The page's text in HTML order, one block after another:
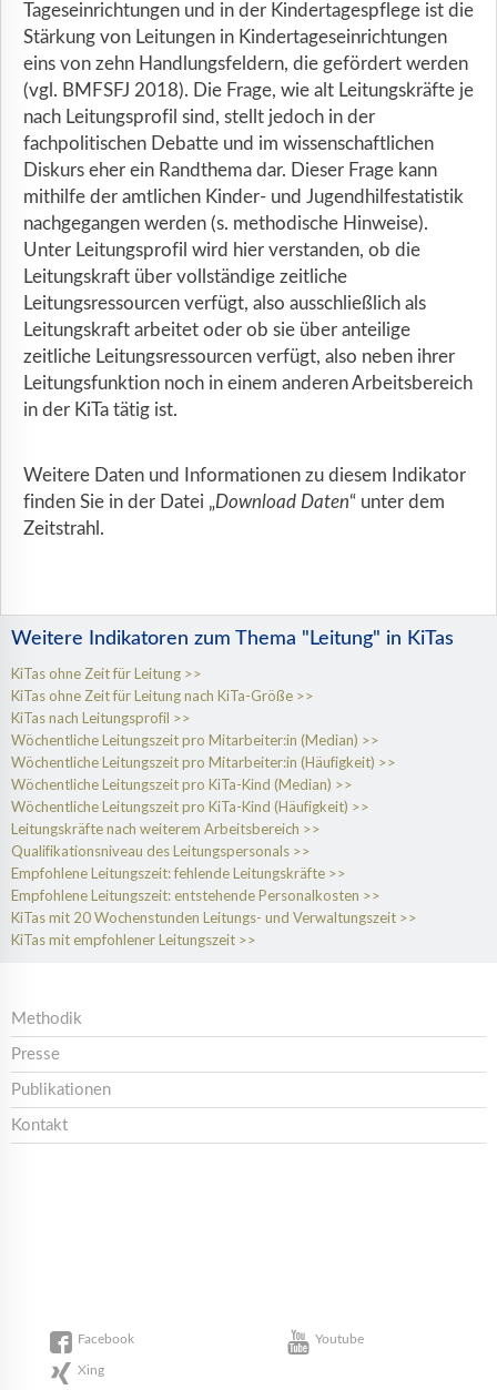
Tageseinrichtungen und in der Kindertagespflege ist die
Stärkung von Leitungen in Kindertageseinrichtungen
eins von zehn Handlungsfeldern, die gefördert werden
(vgl. BMFSFJ 2018). Die Frage, wie alt Leitungskräfte je
nach Leitungsprofil sind, stellt jedoch in der
fachpolitischen Debatte und im wissenschaftlichen
Diskurs eher ein Randthema dar. Dieser Frage kann
mithilfe der amtlichen Kinder- und Jugendhilfestatistik
nachgegangen werden (s. methodische Hinweise).
Unter Leitungsprofil wird hier verstanden, ob die
Leitungskraft über vollständige zeitliche
Leitungsressourcen verfügt, also ausschließlich als
Leitungskraft arbeitet oder ob sie über anteilige
zeitliche Leitungsressourcen verfügt, also neben ihrer
Leitungsfunktion noch in einem anderen Arbeitsbereich
in der KiTa tätig ist.
Weitere Daten und Informationen zu diesem Indikator
finden Sie in der Datei „Download Daten“ unter dem
Zeitstrahl.
Weitere Indikatoren zum Thema "Leitung" in KiTas
KiTas ohne Zeit für Leitung
KiTas ohne Zeit für Leitung nach KiTa-Größe
KiTas nach Leitungsprofil
Wöchentliche Leitungszeit pro Mitarbeiter:in (Median)
Wöchentliche Leitungszeit pro Mitarbeiter:in (Häufigkeit)
Wöchentliche Leitungszeit pro KiTa-Kind (Median)
Wöchentliche Leitungszeit pro KiTa-Kind (Häufigkeit)
Leitungskräfte nach weiterem Arbeitsbereich
Qualifikationsniveau des Leitungspersonals
Empfohlene Leitungszeit: fehlende Leitungskräfte
Empfohlene Leitungszeit: entstehende Personalkosten
KiTas mit 20 Wochenstunden Leitungs- und Verwaltungszeit
KiTas mit empfohlener Leitungszeit
Methodik
Presse
Publikationen
Kontakt
Facebook Youtube
Xing